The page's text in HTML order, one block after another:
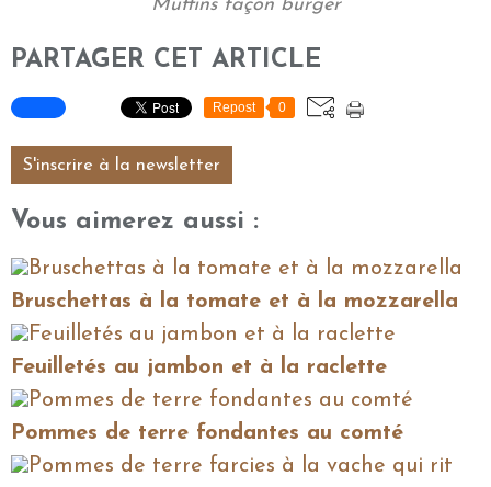
Muffins façon burger
PARTAGER CET ARTICLE
Repost 0
S'inscrire à la newsletter
Vous aimerez aussi :
Bruschettas à la tomate et à la mozzarella
Feuilletés au jambon et à la raclette
Pommes de terre fondantes au comté